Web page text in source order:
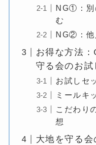
NG①：別
む
NG②：他
お得な方法
守る会のお
お試しセ
ミールキ
こだわり
想
大地を守る